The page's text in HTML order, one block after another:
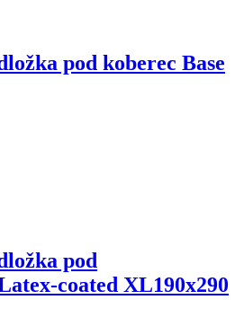
pod koberec Base
pod
coated XL190x290